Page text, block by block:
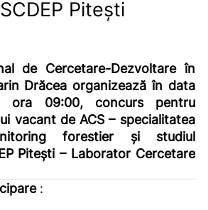
Pitești
de Cercetare-Dezvoltare în
Drăcea organizează în data
ora 09:00, concurs pentru
vacant de ACS – specialitatea
forestier și studiul
Pitești – Laborator Cercetare
: